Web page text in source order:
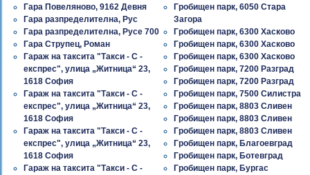
Гара Повеляново, 9162 Девня
Гара разпределителна, Рус
Гара разпределителна, Русе 700
Гара Струпец, Роман
Гараж на таксита "Такси - С -
експрес", улица „Житница“ 23,
1618 София
Гараж на таксита "Такси - С -
експрес", улица „Житница“ 23,
1618 София
Гараж на таксита "Такси - С -
експрес", улица „Житница“ 23,
1618 София
Гараж на таксита "Такси - С -
Гробищен парк, 6050 Стара
Загора
Гробищен парк, 6300 Хасково
Гробищен парк, 6300 Хасково
Гробищен парк, 6300 Хасково
Гробищен парк, 7200 Разград
Гробищен парк, 7200 Разград
Гробищен парк, 7500 Силистра
Гробищен парк, 8803 Сливен
Гробищен парк, 8803 Сливен
Гробищен парк, 8803 Сливен
Гробищен парк, Благоевград
Гробищен парк, Ботевград
Гробищен парк, Бургас